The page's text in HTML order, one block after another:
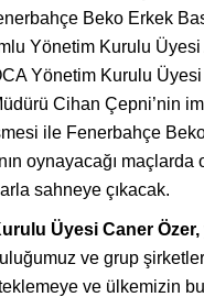
Beko Erkek
Yönetim Kurulu
Yönetim Kurulu
Cihan Çepni’nin
ile Fenerbahçe
oynayacağı maçlarda
sahneye çıkacak.
Üyesi Caner Özer,
ve grup
ve ülkemizin